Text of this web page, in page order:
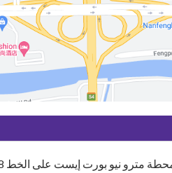
مترو نيو بورت إيست على الخط 8.